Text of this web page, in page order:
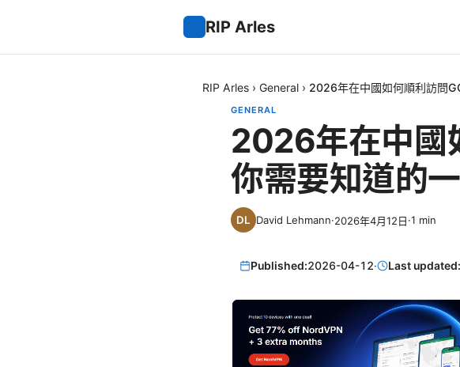
RIP Arles
RIP Arles › General › 2026年在中國如何順利訪問
GENERAL
2026年在中國
你需要知道的
David Lehmann·2026年4月12日·1 min
Published:2026-04-12· Last updated: